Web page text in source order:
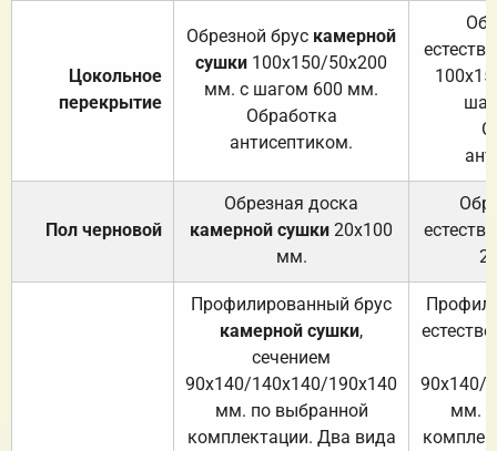
Цокольное
перекрытие
Обрезной брус камерной
сушки 100х150/50х200
мм. с шагом 600 мм.
Обработка
антисептиком.
Пол черновой
Обрезная доска
камерной сушки 20х100
мм.
Профилированный брус
камерной сушки,
сечением
90х140/140х140/190х140
мм. по выбранной
комплектации. Два вида
90х140/
мм.